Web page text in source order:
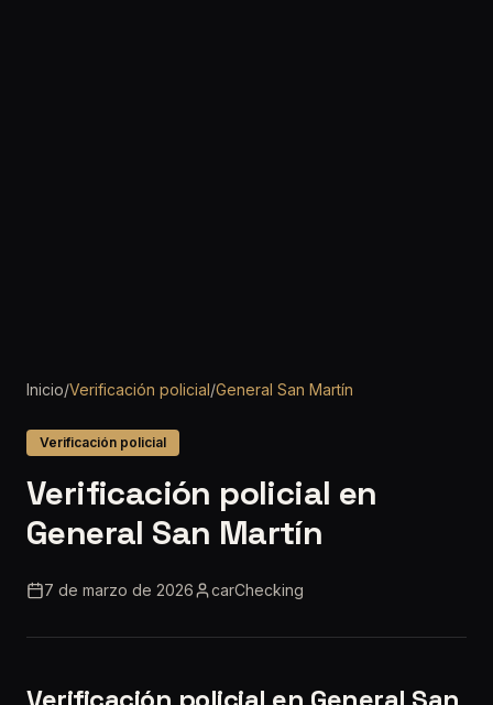
Inicio/Verificación policial/General San Martín
Verificación policial
Verificación policial en
General San Martín
7 de marzo de 2026 carChecking